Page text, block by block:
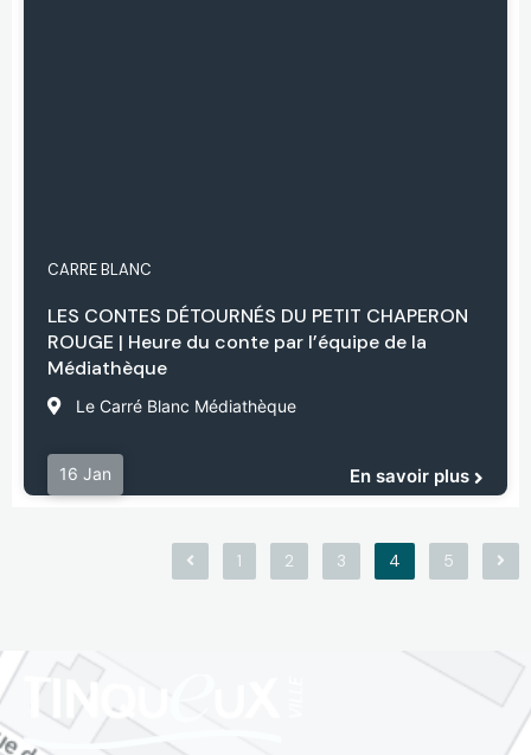
CARRE BLANC
LES CONTES DÉTOURNÉS DU PETIT CHAPERON
ROUGE | Heure du conte par l’équipe de la
Médiathèque
Le Carré Blanc Médiathèque
16 Jan En savoir plus
1 2 3 4 5